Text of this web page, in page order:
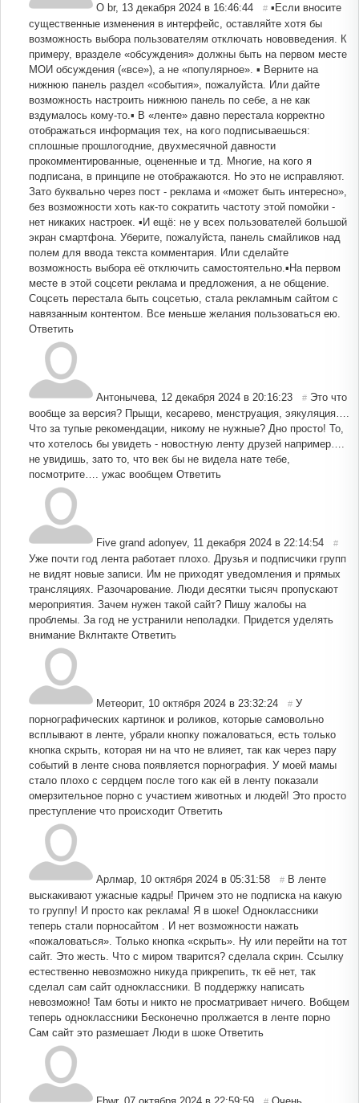
O br, 13 декабря 2024 в 16:46:44 # ▪️Если вносите
существенные изменения в интерфейс, оставляйте хотя бы
возможность выбора пользователям отключать нововведения. К
примеру, вразделе «обсуждения» должны быть на первом месте
МОИ обсуждения («все»), а не «популярное». ▪️ Верните на
нижнюю панель раздел «события», пожалуйста. Или дайте
возможность настроить нижнюю панель по себе, а не как
вздумалось кому-то.▪️ В «ленте» давно перестала корректно
отображаться информация тех, на кого подписываешься:
сплошные прошлогодние, двухмесячной давности
прокомментированные, оцененные и тд. Многие, на кого я
подписана, в принципе не отображаются. Но это не исправляют.
Зато буквально через пост - реклама и «может быть интересно»,
без возможности хоть как-то сократить частоту этой помойки -
нет никаких настроек. ▪️И ещё: не у всех пользователей большой
экран смартфона. Уберите, пожалуйста, панель смайликов над
полем для ввода текста комментария. Или сделайте
возможность выбора её отключить самостоятельно.▪️На первом
месте в этой соцсети реклама и предложения, а не общение.
Соцсеть перестала быть соцсетью, стала рекламным сайтом с
навязанным контентом. Все меньше желания пользоваться ею.
Ответить
Антонычева 12 декабря 2024 в 20:16:23 # Это что
вообще за версия? Прыщи, кесарево, менструация, эякуляция….
Что за тупые рекомендации, никому не нужные? Дно просто! То,
что хотелось бы увидеть - новостную ленту друзей например….
не увидишь, зато то, что век бы не видела нате тебе,
посмотрите…. ужас вообщем Ответить
Five grand adonyev, 11 декабря 2024 в 22:14:54 #
Уже почти год лента работает плохо. Друзья и подписчики групп
не видят новые записи. Им не приходят уведомления и прямых
трансляциях. Разочарование. Люди десятки тысяч пропускают
мероприятия. Зачем нужен такой сайт? Пишу жалобы на
проблемы. За год не устранили неполадки. Придется уделять
внимание Вклнтакте Ответить
Метеорит, 10 октября 2024 в 23:32:24 # У
порнографических картинок и роликов, которые самовольно
всплывают в ленте, убрали кнопку пожаловаться, есть только
кнопка скрыть, которая ни на что не влияет, так как через пару
событий в ленте снова появляется порнография. У моей мамы
стало плохо с сердцем после того как ей в ленту показали
омерзительное порно с участием животных и людей! Это просто
преступление что происходит Ответить
Арлмар 10 октября 2024 в 05:31:58 # В ленте
выскакивают ужасные кадры! Причем это не подписка на какую
то группу! И просто как реклама! Я в шоке! Одноклассники
теперь стали порносайтом . И нет возможности нажать
«пожаловаться». Только кнопка «скрыть». Ну или перейти на тот
сайт. Это жесть. Что с миром тварится? сделала скрин. Ссылку
естественно невозможно никуда прикрепить, тк её нет, так
сделал сам сайт одноклассники. В поддержку написать
невозможно! Там боты и никто не просматривает ничего. Вобщем
теперь одноклассники Бесконечно пролжается в ленте порно
Сам сайт это размешает Люди в шоке Ответить